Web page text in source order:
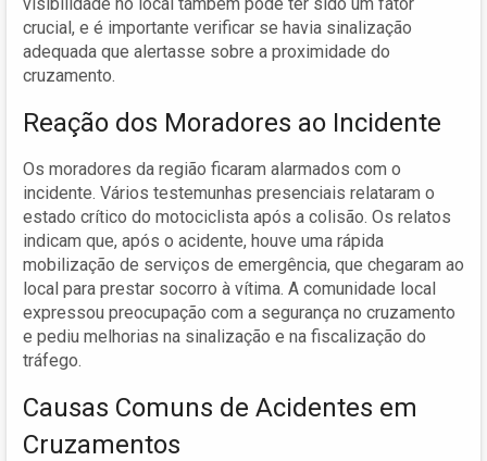
crucial, e é importante verificar se havia sinalização
adequada que alertasse sobre a proximidade do
cruzamento.
Reação dos Moradores ao Incidente
Os moradores da região ficaram alarmados com o
incidente. Vários testemunhas presenciais relataram o
estado crítico do motociclista após a colisão. Os relatos
indicam que, após o acidente, houve uma rápida
mobilização de serviços de emergência, que chegaram ao
local para prestar socorro à vítima. A comunidade local
expressou preocupação com a segurança no cruzamento
e pediu melhorias na sinalização e na fiscalização do
tráfego.
Causas Comuns de Acidentes em
Cruzamentos